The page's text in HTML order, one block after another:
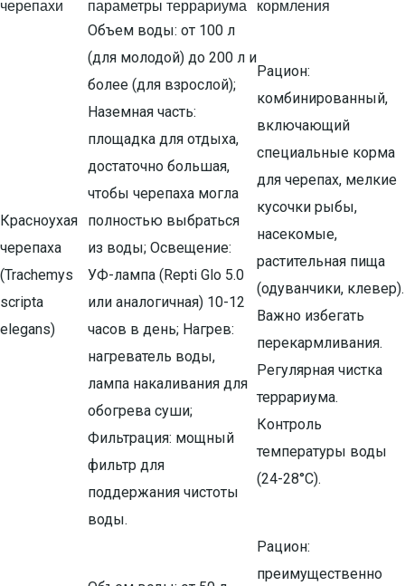
черепахи параметры террариума кормления
Красноухая
черепаха
(Trachemys
scripta
elegans)
Объем воды: от 100 л
(для молодой) до 200 л и
более (для взрослой);
Наземная часть:
площадка для отдыха,
достаточно большая,
чтобы черепаха могла
полностью выбраться
из воды; Освещение:
УФ-лампа (Repti Glo 5.0
или аналогичная) 10-12
часов в день; Нагрев:
нагреватель воды,
лампа накаливания для
обогрева суши;
Фильтрация: мощный
фильтр для
поддержания чистоты
воды.
Рацион:
комбинированный,
включающий
специальные корма
для черепах, мелкие
кусочки рыбы,
насекомые,
растительная пища
(одуванчики, клевер).
Важно избегать
перекармливания.
Регулярная чистка
террариума.
Контроль
температуры воды
(24-28°C).
Рацион:
преимущественно